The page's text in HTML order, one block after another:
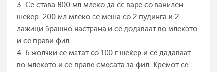
3. Се става 800 мл млеко да се варе со ванилен
шеќер. 200 мл млеко се меша со 2 пудинга и 2
лажици брашно настрана и се додаваат во млекото
и се прави фил.
4. 6 жолчки се матат со 100 г шеќер и се дадаваат
во млекото и се праве смесата за фил. Кремот се